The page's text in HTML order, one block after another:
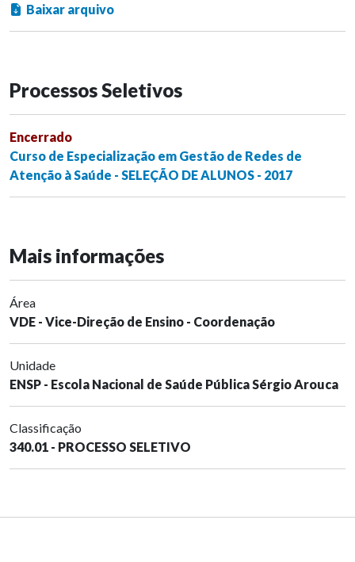
Baixar arquivo
Processos Seletivos
Encerrado
Curso de Especialização em Gestão de Redes de
Atenção à Saúde - SELEÇÃO DE ALUNOS - 2017
Mais informações
Área
VDE - Vice-Direção de Ensino - Coordenação
Unidade
ENSP - Escola Nacional de Saúde Pública Sérgio Arouca
Classificação
340.01 - PROCESSO SELETIVO